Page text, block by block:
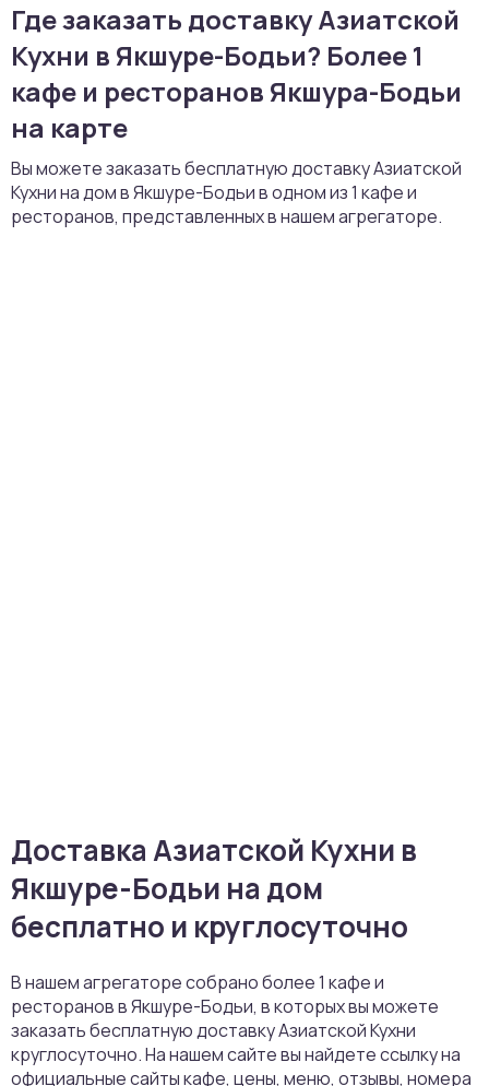
Где заказать доставку Азиатской
Кухни в Якшуре-Бодьи? Более 1
кафе и ресторанов Якшура-Бодьи
на карте
Вы можете заказать бесплатную доставку Азиатской
Кухни на дом в Якшуре-Бодьи в одном из 1 кафе и
ресторанов, представленных в нашем агрегаторе.
Доставка Азиатской Кухни в
Якшуре-Бодьи на дом
бесплатно и круглосуточно
В нашем агрегаторе собрано более 1 кафе и
ресторанов в Якшуре-Бодьи, в которых вы можете
заказать бесплатную доставку Азиатской Кухни
круглосуточно. На нашем сайте вы найдете ссылку на
официальные сайты кафе, цены, меню, отзывы, номера